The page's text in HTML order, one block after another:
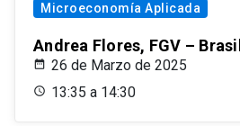
Microeconomía Aplicada
Andrea Flores, FGV – Brasil
26 de Marzo de 2025
13:35 a 14:30